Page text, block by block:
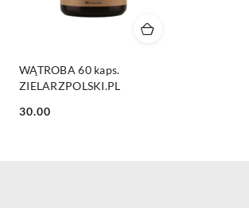
WĄTROBA 60 kaps.
ZIELARZPOLSKI.PL
Cena:
30.00